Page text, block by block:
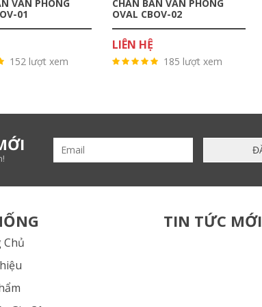
VĂN PHÒNG
01
152 lượt xem
CHÂN BÀN VĂN PHÒNG
OVAL CBOV-02
LIÊN HỆ
185 lượt xem
Chủ
TIN TỨC MỚI